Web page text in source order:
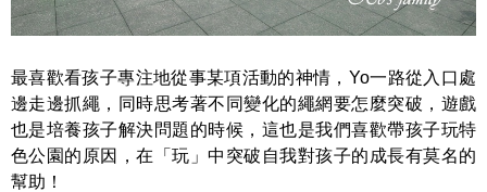
最喜歡看孩子專注地從事某項活動的神情，Yo一路從入口處
邊走邊抓繩，同時思考著不同變化的繩網要怎麼突破，遊戲
也是培養孩子解決問題的時候，這也是我們喜歡帶孩子玩特
色公園的原因，在「玩」中突破自我對孩子的成長有莫名的
幫助！